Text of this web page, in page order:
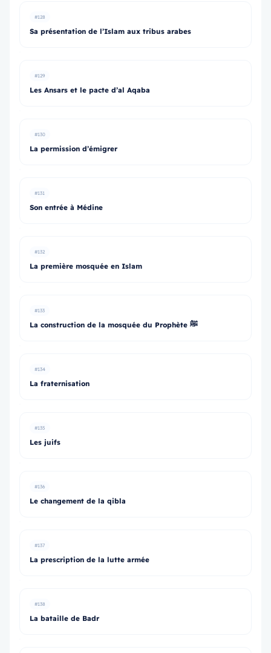
#128
Sa présentation de l’Islam aux tribus arabes
#129
Les Ansars et le pacte d’al Aqaba
#130
La permission d’émigrer
#131
Son entrée à Médine
#132
La première mosquée en Islam
#133
La construction de la mosquée du Prophète ﷺ
#134
La fraternisation
#135
Les juifs
#136
Le changement de la qibla
#137
La prescription de la lutte armée
#138
La bataille de Badr